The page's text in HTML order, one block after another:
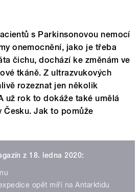
s Parkinsonovou nemocí
onemocnění, jako je třeba
čichu, dochází ke změnám ve
tkáně. Z ultrazvukových
rozeznat jen několik
už rok to dokáže také umělá
Česku. Jak to pomůže
z 18. ledna 2020:
opět míří na Antarktidu